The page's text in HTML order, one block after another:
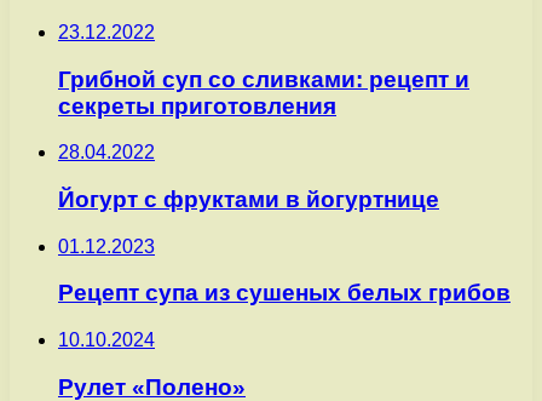
23.12.2022
Грибной суп со сливками: рецепт и
секреты приготовления
28.04.2022
Йогурт с фруктами в йогуртнице
01.12.2023
Рецепт супа из сушеных белых грибов
10.10.2024
Рулет «Полено»